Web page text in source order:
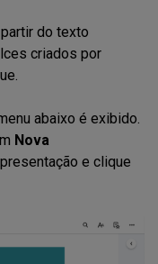
do texto
criados por
abaixo é exibido.
Nova
e clique